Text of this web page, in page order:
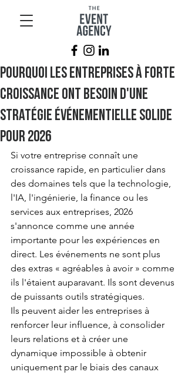
Pourquoi les entreprises à forte
croissance ont besoin d'une
stratégie événementielle solide
pour 2026
Si votre entreprise connaît une
croissance rapide, en particulier dans
des domaines tels que la technologie,
l'IA, l'ingénierie, la finance ou les
services aux entreprises, 2026
s'annonce comme une année
importante pour les expériences en
direct. Les événements ne sont plus
des extras « agréables à avoir » comme
ils l'étaient auparavant. Ils sont devenus
de puissants outils stratégiques.
Ils peuvent aider les entreprises à
renforcer leur influence, à consolider
leurs relations et à créer une
dynamique impossible à obtenir
uniquement par le biais des canaux